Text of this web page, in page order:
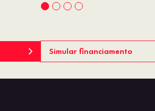
Simular financiamento